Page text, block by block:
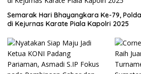
Semarak Hari Bhayangkara Ke-79,
di Kejurnas Karate Piala Kapolri 2025